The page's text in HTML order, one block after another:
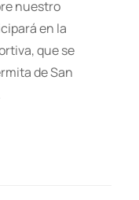
nuestro
en la
que se
de San